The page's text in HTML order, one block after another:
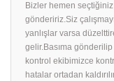
Bizler hemen
göndeririz.Siz
yanlışlar varsa
gelir.Basıma
kontrol ekibimizce
hatalar ortadan